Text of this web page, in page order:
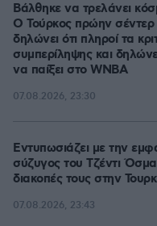
Βάλθηκε να τρελάνει
Ο Τούρκος πρώην σέντερ
δηλώνει ότι πληροί τα
συμπερίληψης και
να παίξει στο WNBA
07.08.2026, 23:30
Εντυπωσιάζει με την
σύζυγος του Τζέντι
διακοπές τους στην
07.08.2026, 23:43